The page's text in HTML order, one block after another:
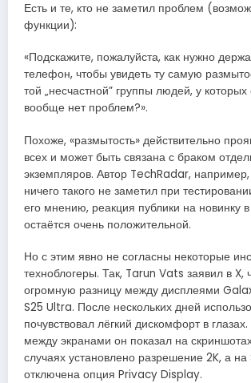
Есть и те, кто не заметил проблем
функции):
«Подскажите, пожалуйста, как нужно
телефон, чтобы увидеть ту самую
той „несчастной” группы людей, у
вообще нет проблем?».
Похоже, «размытость» действительно
всех и может быть связана с браком
экземпляров. Автор TechRadar, например,
ничего такого не заметил при
его мнению, реакция публики на новинку
остаётся очень положительной.
Но с этим явно не согласны некоторые
техноблогеры. Так, Tarun Vats заявил в X,
огромную разницу между дисплеями
S25 Ultra. После нескольких дней
почувствовал лёгкий дискомфорт в
между экранами он показал на
случаях установлено разрешение 2K, а
отключена опция Privacy Display.